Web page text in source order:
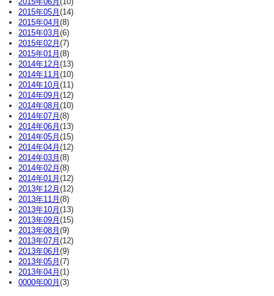
2015年05月 (14)
2015年04月 (8)
2015年03月 (6)
2015年02月 (7)
2015年01月 (8)
2014年12月 (13)
2014年11月 (10)
2014年10月 (11)
2014年09月 (12)
2014年08月 (10)
2014年07月 (8)
2014年06月 (13)
2014年05月 (15)
2014年04月 (12)
2014年03月 (8)
2014年02月 (8)
2014年01月 (12)
2013年12月 (12)
2013年11月 (8)
2013年10月 (13)
2013年09月 (15)
2013年08月 (9)
2013年07月 (12)
2013年06月 (9)
2013年05月 (7)
2013年04月 (1)
0000年00月 (3)